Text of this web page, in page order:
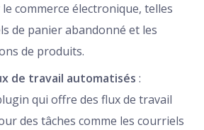
commerce électronique, telles
de panier abandonné et les
de produits.
de travail automatisés :
qui offre des flux de travail
des tâches comme les courriels